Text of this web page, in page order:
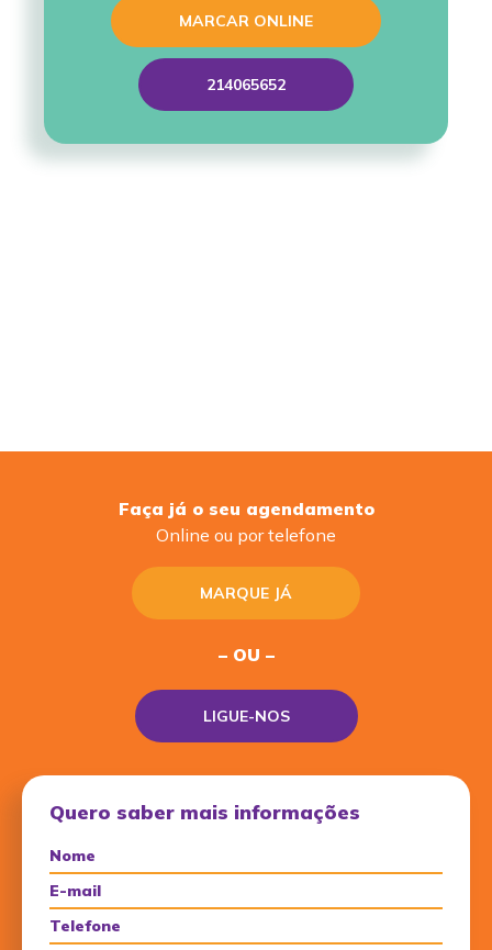
MARCAR ONLINE
214065652
Faça já o seu agendamento
Online ou por telefone
MARQUE JÁ
– OU –
LIGUE-NOS
Quero saber mais informações